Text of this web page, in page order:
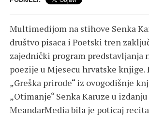
Multimedijom na stihove Senka
društvo pisaca i Poetski tren
zajednički program predstavljanja
poezije u Mjesecu hrvatske knjige.
„Greška prirode“ iz ovogodišnje
„Otimanje“ Senka Karuze u izdanju
MeandarMedia bila je poticaj